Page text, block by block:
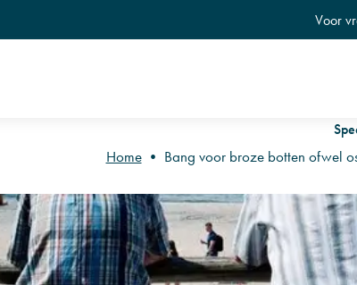
Voor
content
Kaakfysiotherapie
Dry Needling
GLI
Echografie
Home • Bang voor broze botten ofwel